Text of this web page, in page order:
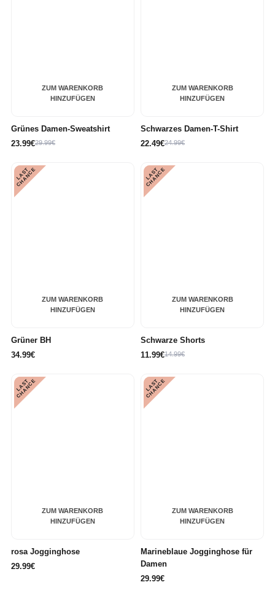
ZUM WARENKORB
HINZUFÜGEN
Grünes Damen-Sweatshirt
23.99€29.99€
ZUM WARENKORB
HINZUFÜGEN
Schwarzes Damen-T-Shirt
22.49€24.99€
ZUM WARENKORB
HINZUFÜGEN
L
A
S
T
C
H
A
N
C
E
Grüner BH
34.99€
ZUM WARENKORB
HINZUFÜGEN
L
A
S
T
C
H
A
N
C
E
Schwarze Shorts
11.99€14.99€
ZUM WARENKORB
HINZUFÜGEN
L
A
S
T
C
H
A
N
C
E
rosa Jogginghose
29.99€
ZUM WARENKORB
HINZUFÜGEN
L
A
S
T
C
H
A
N
C
E
Marineblaue Jogginghose für
Damen
29.99€